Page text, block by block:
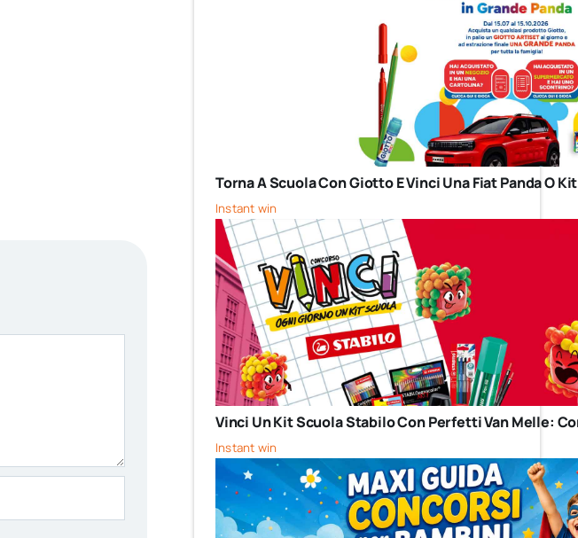
Torna A Scuola Con Giotto E Vinci Una Fiat Panda O
Instant win
Vinci Un Kit Scuola Stabilo Con Perfetti Van Melle:
Instant win